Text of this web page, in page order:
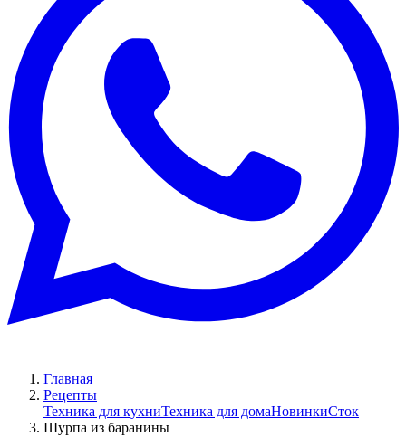
Главная
Рецепты
Техника для кухниТехника для домаНовинкиСток
Шурпа из баранины